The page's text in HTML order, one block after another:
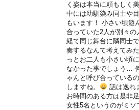
く姿は本当に頼もしく
中には幼馴染み同士や
もいます！ 小さい頃遊
合っていた2人が別々
経て同じ舞台に隣同士
奏するなんて考えてみ
っとお二人も小さい頃
なかった事でしょう…
ゃんと呼び合っている
しますね。
話は逸れ
お時間のある方は是非
女性5名というのがミ